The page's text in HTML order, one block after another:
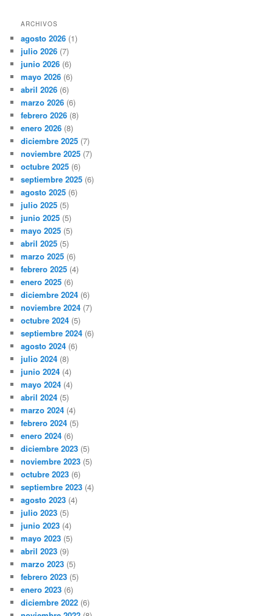
ARCHIVOS
agosto 2026 (1)
julio 2026 (7)
junio 2026 (6)
mayo 2026 (6)
abril 2026 (6)
marzo 2026 (6)
febrero 2026 (8)
enero 2026 (8)
diciembre 2025 (7)
noviembre 2025 (7)
octubre 2025 (6)
septiembre 2025 (6)
agosto 2025 (6)
julio 2025 (5)
junio 2025 (5)
mayo 2025 (5)
abril 2025 (5)
marzo 2025 (6)
febrero 2025 (4)
enero 2025 (6)
diciembre 2024 (6)
noviembre 2024 (7)
octubre 2024 (5)
septiembre 2024 (6)
agosto 2024 (6)
julio 2024 (8)
junio 2024 (4)
mayo 2024 (4)
abril 2024 (5)
marzo 2024 (4)
febrero 2024 (5)
enero 2024 (6)
diciembre 2023 (5)
noviembre 2023 (5)
octubre 2023 (6)
septiembre 2023 (4)
agosto 2023 (4)
julio 2023 (5)
junio 2023 (4)
mayo 2023 (5)
abril 2023 (9)
marzo 2023 (5)
febrero 2023 (5)
enero 2023 (6)
diciembre 2022 (6)